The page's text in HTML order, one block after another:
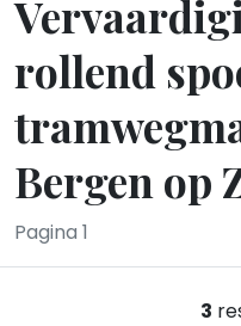
rollend
Bergen op
Pagina 1
3